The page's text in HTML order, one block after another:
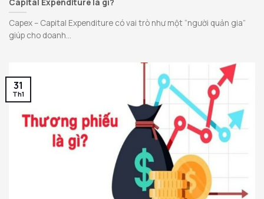
Capital Expenditure là gì?
Capex – Capital Expenditure có vai trò như một “người quản gia”
giúp cho doanh...
31
Th1